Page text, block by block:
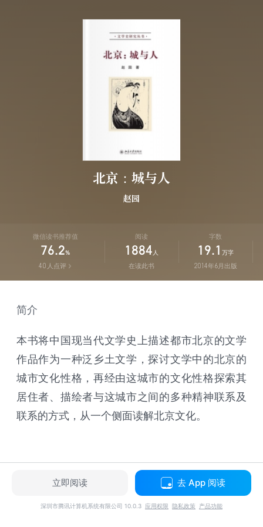
北京：城与人
赵园
微信读书推荐值
76.2%
40 人点评
阅读
1884 人
在读此书
字数
19.1 万字
2014年6月出版
简介
本书将中国现当代文学史上描述都市北京的文学
作品作为一种泛乡土文学，探讨文学中的北京的
城市文化性格，再经由这城市的文化性格探索其
居住者、描绘者与这城市之间的多种精神联系及
联系的方式，从一个侧面读解北京文化。
立即阅读 去 App 阅读
深圳市腾讯计算机系统有限公司 10.0.3 应用权限 隐私政策 产品功能